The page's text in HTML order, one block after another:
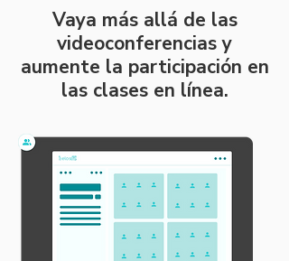
Vaya más allá de las
videoconferencias y
aumente la participación en
las clases en línea.